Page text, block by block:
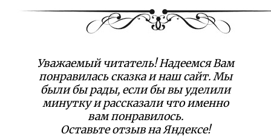
Уважаемый читатель! Надеемся Вам
понравилась сказка и наш сайт. Мы
были бы рады, если бы вы уделили
минутку и рассказали что именно
вам понравилось.
Оставьте отзыв на Яндексе!